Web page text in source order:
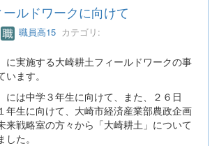
ルドワークに向けて
職員高15 カテゴリ:
に実施する大崎耕土フィールドワークの事
ます。
には中学３年生に向けて、また、２６日
年生に向けて、大崎市経済産業部農政企画
来戦略室の方々から「大崎耕土」について
た。